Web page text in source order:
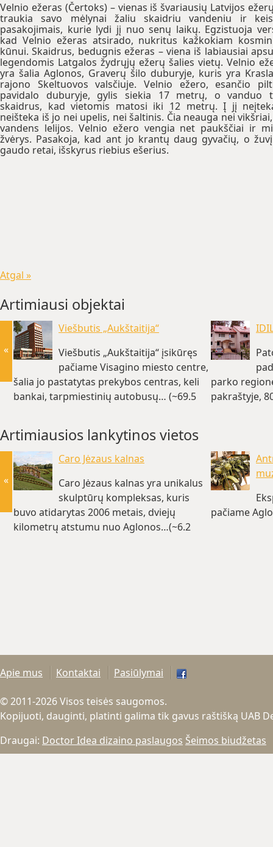
Velnio ežeras (Čertoks) – vienas iš švariausių Latvijos
traukia savo mėlynai žaliu skaidriu vandeniu ir
pasakojimais, kurie lydi jį nuo senų laikų. Egzistuoja
kad Velnio ežeras atsirado, nukritus kažkokiam
kūnui. Skaidrus, bedugnis ežeras – viena iš labiausiai
legendomis Latgalos žydrųjų ežerų šalies vietų. Velnio
yra šalia Aglonos, Graverų šilo duburyje, kuris yra
rajono Skeltuovos valsčiuje. Velnio ežero, esančio
pavidalo duburyje, gylis siekia 17 metrų, o vanduo
skaidrus, kad vietomis matosi iki 12 metrų. Į jį
neišteka iš jo nei upelis, nei šaltinis. Čia neauga nei
vandens lelijos. Velnio ežero vengia net paukščiai ir
žvėrys. Pasakoja, kad ant jo krantų daug gyvačių, o
gaudo retai, išskyrus riebius ešerius.
Atgal »
Artimiausi objektai
Viešbutis „Aukštaitija“
Viešbutis „Aukštaitija“ įsikūręs
pačiame Visagino miesto centre,
šalia jo pastatytas prekybos centras, keli
bankai, tarpmiestinių autobusų… (~69.5
parko
pakraštyje,
«
Artimiausios lankytinos vietos
Caro Jėzaus kalnas
Caro Jėzaus kalnas yra unikalus
skulptūrų kompleksas, kuris
buvo atidarytas 2006 metais, dviejų
kilometrų atstumu nuo Aglonos…(~6.2
pačiame
«
Apie mus Kontaktai Pasiūlymai
© 2011-2026 Visos teisės saugomos.
Kopijuoti, dauginti, platinti galima tik gavus raštišką UAB
Draugai: Doctor Idea dizaino paslaugos Šeimos biudžetas